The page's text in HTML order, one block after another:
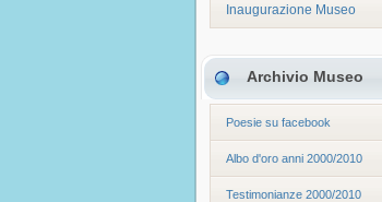
Inaugurazione Museo
Archivio Museo
Poesie su facebook
Albo d'oro anni 2000/2010
Testimonianze 2000/2010